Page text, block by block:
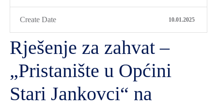
Create Date 10.01.2025
Rješenje za zahvat –
„Pristanište u Općini
Stari Jankovci“ na